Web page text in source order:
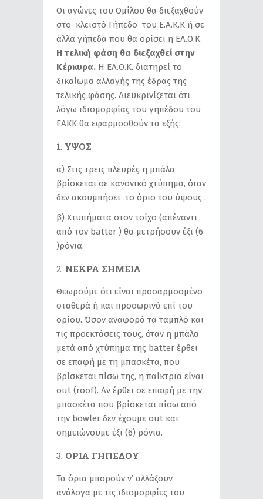
Οι αγώνες του Ομίλου θα διεξαχθούν
στο κλειστό Γήπεδο του Ε.Α.Κ.Κ ή σε
άλλα γήπεδα που θα ορίσει η ΕΛ.Ο.Κ.
Η τελική φάση θα διεξαχθεί στην
Κέρκυρα. Η ΕΛ.Ο.Κ. διατηρεί το
δικαίωμα αλλαγής της έδρας της
τελικής φάσης. Διευκρινίζεται ότι
λόγω ιδιομορφίας του γηπέδου του
ΕΑΚΚ θα εφαρμοσθούν τα εξής:
ΥΨΟΣ
α) Στις τρεις πλευρές η μπάλα
βρίσκεται σε κανονικό χτύπημα, όταν
δεν ακουμπήσει το όριο του ύψους .
β) Xτυπήματα στον τοίχο (απέναντι
από τον batter ) θα μετρήσουν έξι (6
)ρόνια.
ΝΕΚΡΑ ΣΗΜΕΙΑ
Θεωρούμε ότι είναι προσαρμοσμένο
σταθερά ή και προσωρινά επί του
ορίου. Όσον αναφορά τα ταμπλό και
τις προεκτάσεις τους, όταν η μπάλα
μετά από χτύπημα της batter έρθει
σε επαφή με τη μπασκέτα, που
βρίσκεται πίσω της, η παίκτρια είναι
out (roof). Αν έρθει σε επαφή με την
μπασκέτα που βρίσκεται πίσω από
την bowler δεν έχουμε out και
σημειώνουμε έξι (6) ρόνια.
ΟΡΙΑ ΓΗΠΕΔΟΥ
Τα όρια μπορούν ν’ αλλάξουν
ανάλογα με τις ιδιομορφίες του